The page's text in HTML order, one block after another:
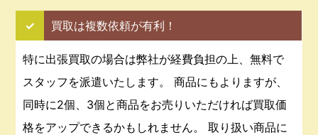
✓ 買取は複数依頼が有利！
特に出張買取の場合は弊社が経費負担の上、無料で
スタッフを派遣いたします。 商品にもよりますが、
同時に2個、3個と商品をお売りいただければ買取価
格をアップできるかもしれません。 取り扱い商品に